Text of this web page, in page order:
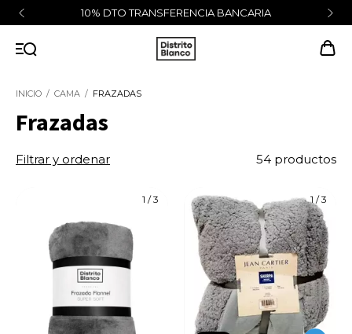
10% DTO TRANSFERENCIA BANCARIA
INICIO / CAMA / FRAZADAS
Frazadas
Filtrar y ordenar 54 productos
1 /3 1 /3